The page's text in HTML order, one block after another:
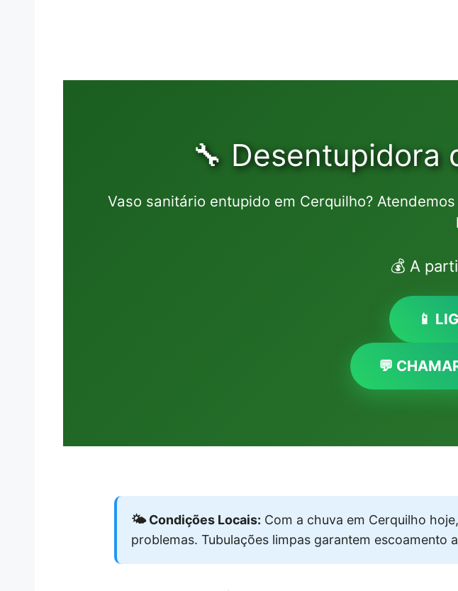
🔧 Desentupidora
Vaso sanitário entupido em Cerquilho?
💰 A
📱
💬
🌤️ Condições Locais: Com a chuva em Cerquilho
problemas. Tubulações limpas garantem escoamento